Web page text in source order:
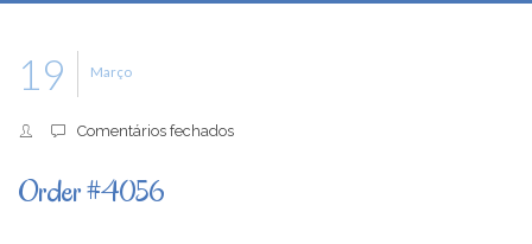
Março
19
Comentários fechadosem
Order #4056